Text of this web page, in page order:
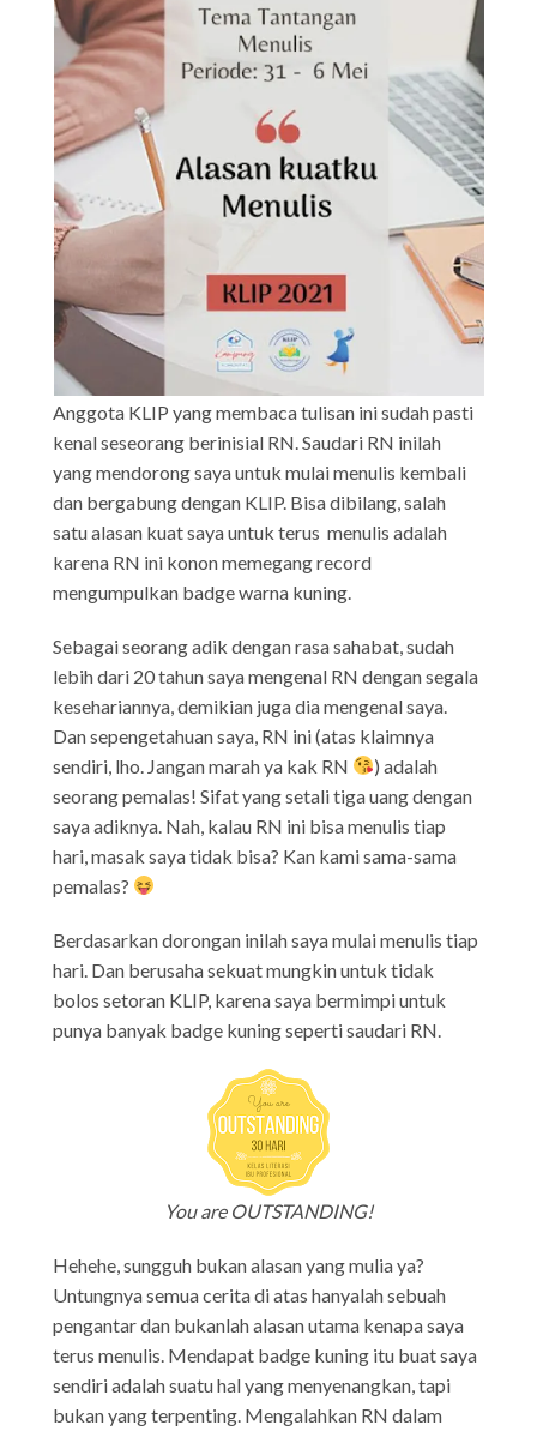
Anggota KLIP yang membaca tulisan ini sudah pasti
kenal seseorang berinisial RN. Saudari RN inilah
yang mendorong saya untuk mulai menulis kembali
dan bergabung dengan KLIP. Bisa dibilang, salah
satu alasan kuat saya untuk terus menulis adalah
karena RN ini konon memegang record
mengumpulkan badge warna kuning.
Sebagai seorang adik dengan rasa sahabat, sudah
lebih dari 20 tahun saya mengenal RN dengan segala
kesehariannya, demikian juga dia mengenal saya.
Dan sepengetahuan saya, RN ini (atas klaimnya
sendiri, lho. Jangan marah ya kak RN
) adalah
seorang pemalas! Sifat yang setali tiga uang dengan
saya adiknya. Nah, kalau RN ini bisa menulis tiap
hari, masak saya tidak bisa? Kan kami sama-sama
pemalas?
Berdasarkan dorongan inilah saya mulai menulis tiap
hari. Dan berusaha sekuat mungkin untuk tidak
bolos setoran KLIP, karena saya bermimpi untuk
punya banyak badge kuning seperti saudari RN.
You are OUTSTANDING!
Hehehe, sungguh bukan alasan yang mulia ya?
Untungnya semua cerita di atas hanyalah sebuah
pengantar dan bukanlah alasan utama kenapa saya
terus menulis. Mendapat badge kuning itu buat saya
sendiri adalah suatu hal yang menyenangkan, tapi
bukan yang terpenting. Mengalahkan RN dalam